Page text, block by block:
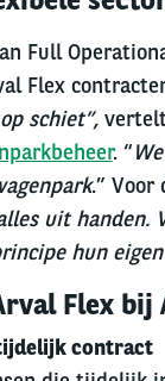
Full
Flex
schiet”,vertelt
. “
.” Voor
uit handen.
hun
Flex bij
contract